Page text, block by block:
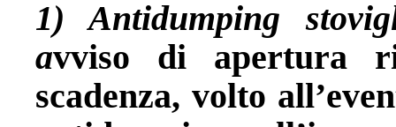
1) Antidumping
avviso di apertura
scadenza, volto